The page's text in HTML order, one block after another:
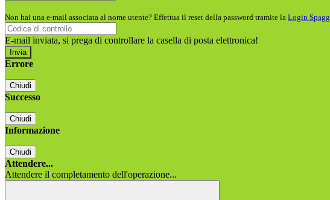
Non hai una e-mail associata al nome utente? Effettua il reset della password tramite la Login
E-mail inviata, si prega di controllare la casella di posta elettronica!
Errore
Chiudi
Successo
Chiudi
Informazione
Chiudi
Attendere...
Attendere il completamento dell'operazione...